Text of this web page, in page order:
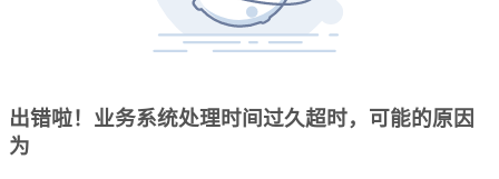
出错啦！业务系统处理时间过久超时，可能的原因
为